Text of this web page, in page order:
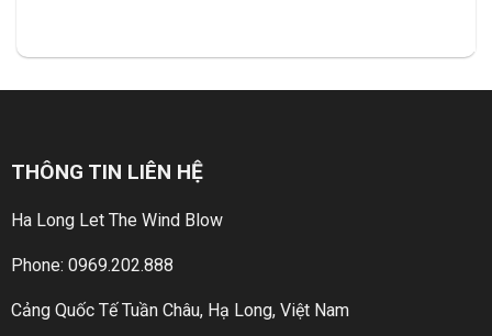
THÔNG TIN LIÊN HỆ
Ha Long Let The Wind Blow
Phone: 0969.202.888
Cảng Quốc Tế Tuần Châu, Hạ Long, Việt Nam